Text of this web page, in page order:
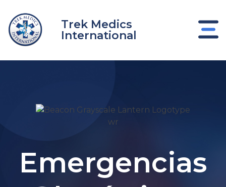
contenido
Trek Medics
International
Emergencias